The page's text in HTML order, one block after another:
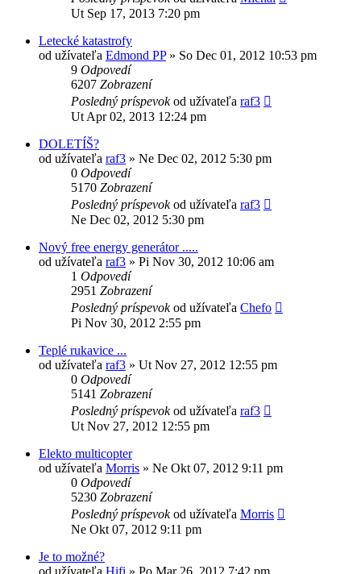
Ut Sep 17, 2013 7:20 pm
Letecké katastrofy
od užívateľa Edmond PP» So Dec 01, 2012 10:53 pm
9 Odpovedí
6207 Zobrazení
Posledný príspevokod užívateľa raf3
Ut Apr 02, 2013 12:24 pm
DOLETÍŠ?
od užívateľa raf3 » Ne Dec 02, 2012 5:30 pm
0 Odpovedí
5170 Zobrazení
Posledný príspevokod užívateľa raf3
Ne Dec 02, 2012 5:30 pm
Nový free energy generátor .....
od užívateľa raf3 » Pi Nov 30, 2012 10:06 am
1 Odpovedí
2951 Zobrazení
Posledný príspevokod užívateľa Chefo
Pi Nov 30, 2012 2:55 pm
Teplé rukavice ...
od užívateľa raf3 » Ut Nov 27, 2012 12:55 pm
0 Odpovedí
5141 Zobrazení
Posledný príspevokod užívateľa raf3
Ut Nov 27, 2012 12:55 pm
Elekto multicopter
od užívateľa Morris » Ne Okt 07, 2012 9:11 pm
0 Odpovedí
5230 Zobrazení
Posledný príspevokod užívateľa Morris
Ne Okt 07, 2012 9:11 pm
Je to možné?
od užívateľa Hifi » Po Mar 26, 2012 7:42 pm